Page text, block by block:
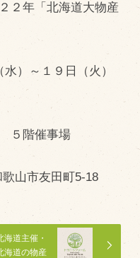
年「北海道大物産
）～１９日（火）
５階催事場
山市友田町5-18
海道主催・
海道の物産